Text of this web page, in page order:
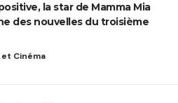
la star de Mamma Mia
des nouvelles du troisième
Cinéma